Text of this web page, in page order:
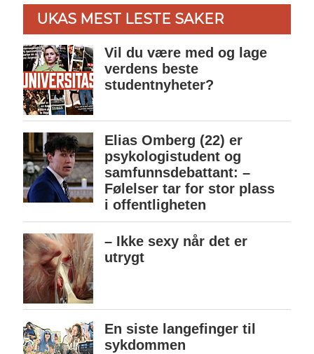
UKAS MEST LESTE SAKER
Vil du være med og lage
verdens beste
studentnyheter?
Elias Omberg (22) er
psykologistudent og
samfunnsdebattant: –
Følelser tar for stor plass
i offentligheten
– Ikke sexy når det er
utrygt
En siste langefinger til
sykdommen